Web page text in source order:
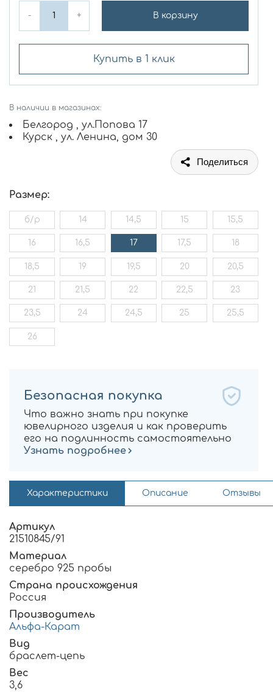
- + В корзину
Купить в 1 клик
В наличии в магазинах:
Белгород , ул.Попова 17
Курск , ул. Ленина, дом 30
Поделиться
Размер:
б/р 14 14,5 15 15,5
16 16,5 17 17,5 18
18,5 19 19,5 20 20,5
21 21,5 22 22,5 23
23,5 24 24,5 25 25,5
26
Безопасная покупка
Что важно знать при покупке
ювелирного изделия и как проверить
его на подлинность самостоятельно
Узнать подробнее
Характеристики Описание Отзывы
Артикул
21510845/91
Материал
серебро 925 пробы
Страна происхождения
Россия
Производитель
Альфа-Карат
Вид
браслет-цепь
Вес
3,6